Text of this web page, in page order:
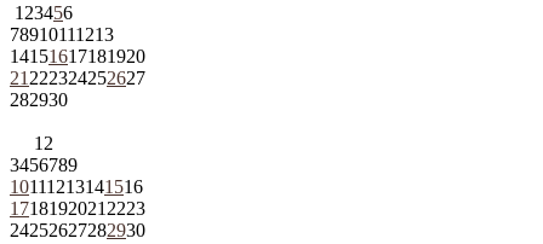
1 23456
78910111213
14151617181920
21 222324252627
282930
1 2
3456789
10111213141516
1718192021 2223
24252627282930